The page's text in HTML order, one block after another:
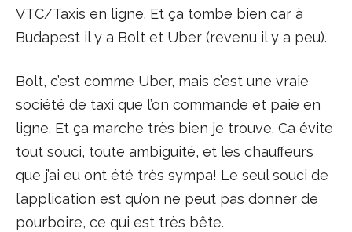
VTC/Taxis en ligne. Et ça tombe bien car à
Budapest il y a Bolt et Uber (revenu il y a peu).
Bolt, c’est comme Uber, mais c’est une vraie
société de taxi que l’on commande et paie en
ligne. Et ça marche très bien je trouve. Ca évite
tout souci, toute ambiguité, et les chauffeurs
que j’ai eu ont été très sympa! Le seul souci de
l’application est qu’on ne peut pas donner de
pourboire, ce qui est très bête.